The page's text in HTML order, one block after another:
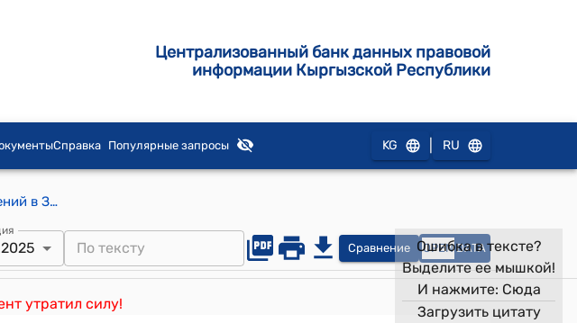
Централизованный банк данных правовой
информации Кыргызской Республики
Справка Популярные запросы KG RU
Закон КР от 25 июля 2006 года № 129 "О внесении изменений и дополнений в Закон Кыргызской Республики "Об управлении землями сельскохозяйственного назначения"
Сравнение OPEN DATA
утратил силу!
Ошибка в тексте?
Выделите ее мышкой!
И нажмите: Сюда
Загрузить цитату